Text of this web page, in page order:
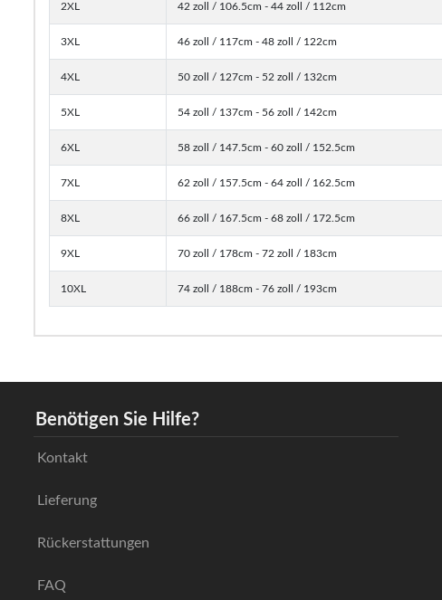
2XL 42 zoll / 106.5cm - 44 zoll / 112cm
3XL 46 zoll / 117cm - 48 zoll / 122cm
4XL 50 zoll / 127cm - 52 zoll / 132cm
5XL 54 zoll / 137cm - 56 zoll / 142cm
6XL 58 zoll / 147.5cm - 60 zoll / 152.5cm
7XL 62 zoll / 157.5cm - 64 zoll / 162.5cm
8XL 66 zoll / 167.5cm - 68 zoll / 172.5cm
9XL 70 zoll / 178cm - 72 zoll / 183cm
10XL 74 zoll / 188cm - 76 zoll / 193cm
Benötigen Sie Hilfe?
Kontakt
Lieferung
Rückerstattungen
FAQ